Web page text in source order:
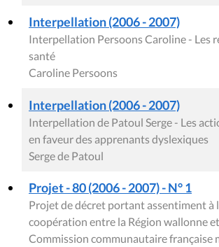
Interpellation (2006 - 2007)
Interpellation Persoons Caroline - Les
santé
Caroline Persoons
Interpellation (2006 - 2007)
Interpellation de Patoul Serge - Les
en faveur des apprenants dyslexiques
Serge de Patoul
Projet - 80 (2006 - 2007) - N° 1
Projet de décret portant assentiment à
coopération entre la Région wallonne
Commission communautaire française